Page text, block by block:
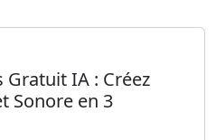
Gratuit IA : Créez
Sonore en 3